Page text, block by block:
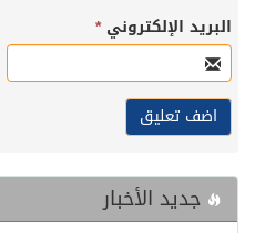
الإلكتروني*
جديد الأخبار